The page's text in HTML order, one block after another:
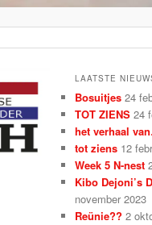
LAATSTE
Bosuitjes 24
TOT ZIENS 24
het verhaal
tot ziens 12
Week 5 N-nest
Kibo Dejoni’s
november 2023
Reünie?? 2